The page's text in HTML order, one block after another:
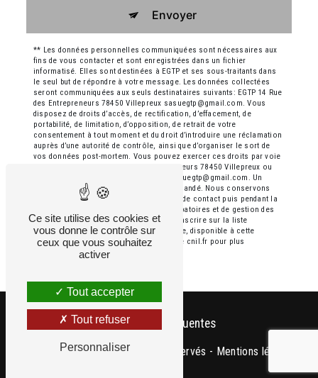
Envoyer
** Les données personnelles communiquées sont nécessaires aux
fins de vous contacter et sont enregistrées dans un fichier
informatisé. Elles sont destinées à EGTP et ses sous-traitants dans
le seul but de répondre à votre message. Les données collectées
seront communiquées aux seuls destinataires suivants: EGTP 14 Rue
des Entrepreneurs 78450 Villepreux sasuegtp@gmail.com. Vous
disposez de droits d’accès, de rectification, d’effacement, de
portabilité, de limitation, d’opposition, de retrait de votre
consentement à tout moment et du droit d’introduire une réclamation
auprès d’une autorité de contrôle, ainsi que d’organiser le sort de
vos données post-mortem. Vous pouvez exercer ces droits par voie
postale à l'adresse 14 Rue des Entrepreneurs 78450 Villepreux ou
par courrier électronique à l'adresse sasuegtp@gmail.com. Un
justificatif d'identité pourra vous être demandé. Nous conservons
vos données pendant la période de prise de contact puis pendant la
durée de prescription légale aux fins probatoires et de gestion des
contentieux. Vous avez le droit de vous inscrire sur la liste
d'opposition au démarchage téléphonique, disponible à cette
adresse:
Bloctel.gouv.fr. Consultez le site cnil.fr pour plus
d’informations sur vos droits.
Recherches fréquentes
Vistalid- 2026 - Tous droits réservés - Mentions légales
Ce site utilise des cookies et
vous donne le contrôle sur
ceux que vous souhaitez
activer
Tout accepter
Tout refuser
Personnaliser